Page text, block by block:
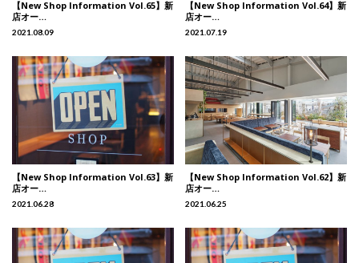
【New Shop Information Vol.65】新
店オー…
2021.08.09
【New Shop Information Vol.64】新
店オー…
2021.07.19
【New Shop Information Vol.63】新
店オー…
2021.06.28
【New Shop Information Vol.62】新
店オー…
2021.06.25